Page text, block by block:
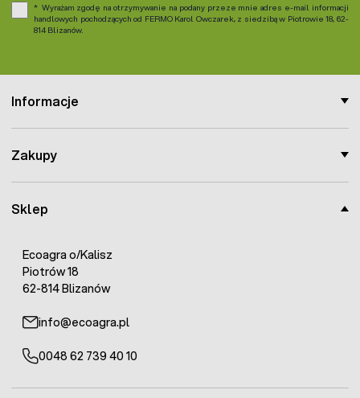
Sklep
Ecoagra o/Kalisz
Piotrów 18
62-814 Blizanów
info@ecoagra.pl
0048 62 739 40 10
Informacje
Zakupy
Wyrażam zgodę na otrzymywanie na podany przeze mnie adres e-mail informacji
handlowych pochodzących od FERMO Karol Owczarek, z siedzibą w Piotrowie 18, 62-
814 Blizanów.